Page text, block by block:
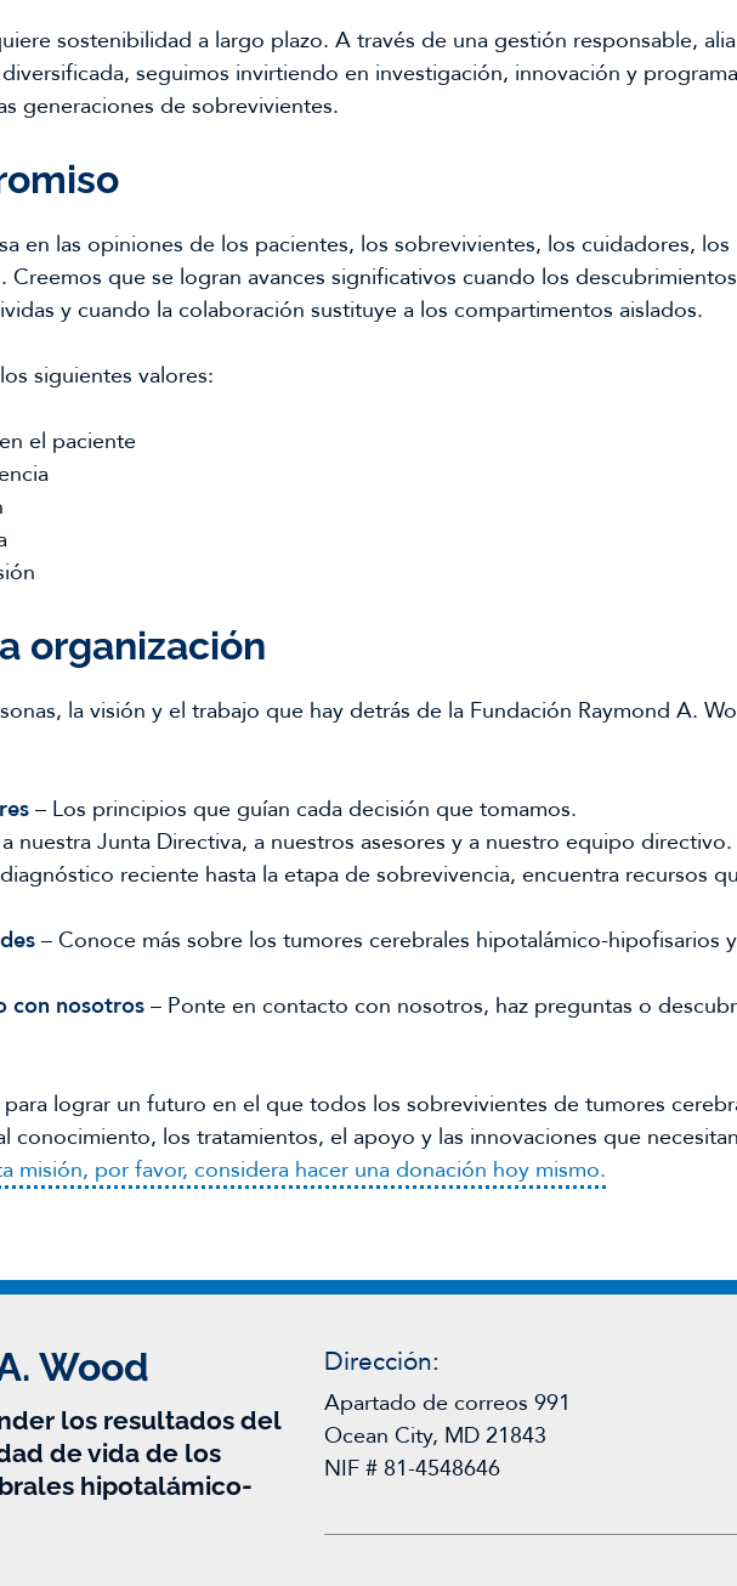
sostenibilidad a largo plazo. A través de una gestión responsable,
seguimos invirtiendo en investigación, innovación y
generaciones de sobrevivientes.
en las opiniones de los pacientes, los sobrevivientes, los cuidadores,
Creemos que se logran avances significativos cuando los
y cuando la colaboración sustituye a los compartimentos aislados.
siguientes valores:
el paciente
organización
la visión y el trabajo que hay detrás de la Fundación Raymond A.
– Los principios que guían cada decisión que tomamos.
nuestra Junta Directiva, a nuestros asesores y a nuestro equipo directivo.
reciente hasta la etapa de sobrevivencia, encuentra recursos
– Conoce más sobre los tumores cerebrales hipotalámico-hipofisarios
con nosotros – Ponte en contacto con nosotros, haz preguntas o
lograr un futuro en el que todos los sobrevivientes de tumores
conocimiento, los tratamientos, el apoyo y las innovaciones que
misión, por favor, considera hacer una donación hoy mismo.
Wood
los resultados del
de vida de los
hipotalámico-
Dirección:
Apartado de correos 991
Ocean City, MD 21843
NIF # 81-4548646